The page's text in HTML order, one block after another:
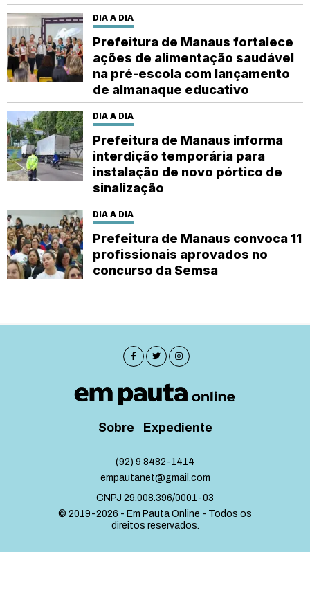
DIA A DIA
Prefeitura de Manaus fortalece
ações de alimentação saudável
na pré-escola com lançamento
de almanaque educativo
DIA A DIA
Prefeitura de Manaus informa
interdição temporária para
instalação de novo pórtico de
sinalização
DIA A DIA
Prefeitura de Manaus convoca 11
profissionais aprovados no
concurso da Semsa
Sobre Expediente
(92) 9 8482-1414
empautanet@gmail.com
CNPJ 29.008.396/0001-03
© 2019-2026 - Em Pauta Online - Todos os
direitos reservados.